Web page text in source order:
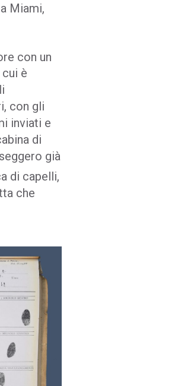
Miami,
con un
è
con gli
inviati e
di
già
di capelli,
che